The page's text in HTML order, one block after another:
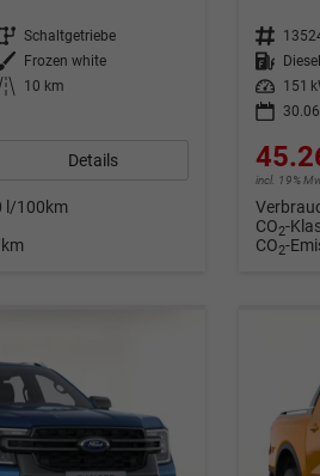
Getriebe Schaltgetriebe
Außenfarbe
Frozen white
Kilometerstand
10 km
Details
l/100km
Fahrzeugnr.
Kraftstoff
Diesel
Leistung
151
incl. 19%
CO2-
CO2-